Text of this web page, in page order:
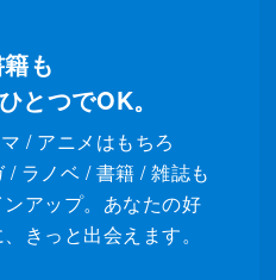
も
とつでOK。
/ アニメはもちろ
/ ラノベ / 書籍 / 雑誌も
アップ。あなたの好
きっと出会えます。